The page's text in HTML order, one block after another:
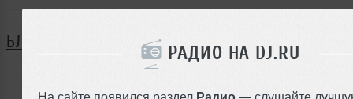
РАДИО НА DJ.RU
На сайте появился раздел Радио — слушайте
БЛОГ